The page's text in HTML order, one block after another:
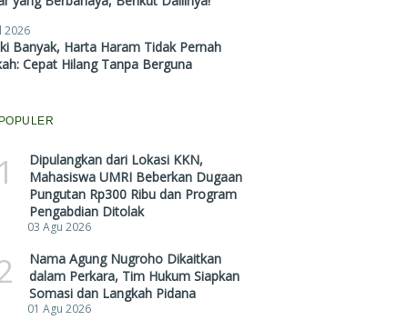
2026
Banyak, Harta Haram Tidak Pernah
Cepat Hilang Tanpa Berguna
Dipulangkan dari Lokasi KKN,
Mahasiswa UMRI Beberkan Dugaan
Pungutan Rp300 Ribu dan Program
Pengabdian Ditolak
03 Agu 2026
Nama Agung Nugroho Dikaitkan
dalam Perkara, Tim Hukum Siapkan
Somasi dan Langkah Pidana
01 Agu 2026